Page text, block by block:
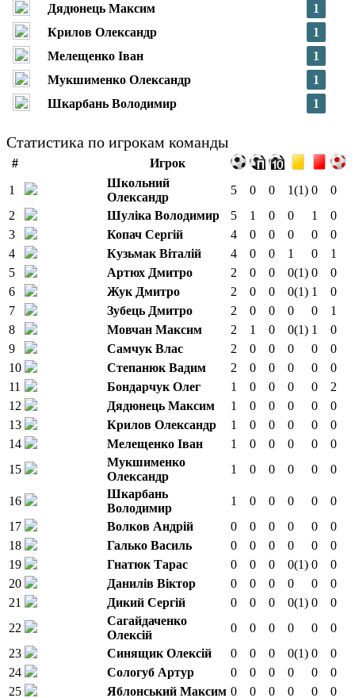
Дядюнець Максим
1
Крилов Олександр
1
Мелещенко Іван
1
Мукшименко Олександр
1
Шкарбань Володимир
1
Статистика по игрокам команды
#
Игрок
1
Школьний
Олександр
5 0 0 1(1) 0
0
2
Шуліка Володимир 5 1 0 0 1
0
3
Копач Сергій 4 0 0 0 0
0
4
Кузьмак Віталій 4 0 0 1 0
1
5
Артюх Дмитро 2 0 0 0(1) 0
0
6
Жук Дмитро 2 0 0 0(1) 1
0
7
Зубець Дмитро 2 0 0 0 0
1
8
Мовчан Максим 2 1 0 0(1) 1
0
9
Самчук Влас 2 0 0 0 0
0
10
Степанюк Вадим 2 0 0 0 0
0
11
Бондарчук Олег 1 0 0 0 0
2
12
Дядюнець Максим 1 0 0 0 0
0
13
Крилов Олександр 1 0 0 0 0
0
14
Мелещенко Іван 1 0 0 0 0
0
15
Мукшименко
Олександр
1 0 0 0 0 0
16
Шкарбань
Володимир
1 0 0 0 0
0
17
Волков Андрій 0 0 0 0 0
0
18
Галько Василь 0 0 0 0 0
0
19
Гнатюк Тарас 0 0 0 0(1) 0
0
20
Данилів Віктор 0 0 0 0 0
0
21
Дикий Сергій 0 0 0 0(1) 0
0
22
Сагайдаченко
Олексій
0 0 0 0 0
0
23
Синящик Олексій 0 0 0 0(1) 0
0
24
Сологуб Артур 0 0 0 0 0
0
25
Яблонський Максим 0 0 0 0 0
0